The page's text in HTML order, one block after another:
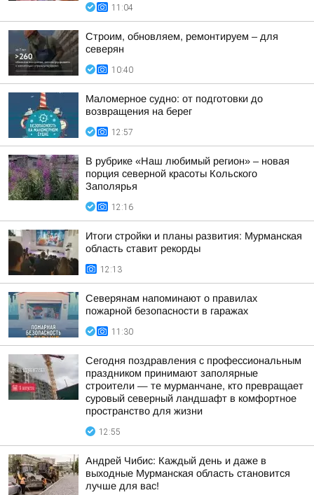
11:04
Строим, обновляем, ремонтируем – для
северян
10:40
Маломерное судно: от подготовки до
возвращения на берег
12:57
В рубрике «Наш любимый регион» – новая
порция северной красоты Кольского
Заполярья
12:16
Итоги стройки и планы развития: Мурманская
область ставит рекорды
12:13
Северянам напоминают о правилах
пожарной безопасности в гаражах
11:30
Сегодня поздравления с профессиональным
праздником принимают заполярные
строители — те мурманчане, кто превращает
суровый северный ландшафт в комфортное
пространство для жизни
12:55
Андрей Чибис: Каждый день и даже в
выходные Мурманская область становится
лучше для вас!